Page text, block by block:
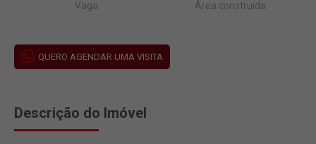
Vaga Área construída
QUERO AGENDAR UMA VISITA
Descrição do Imóvel